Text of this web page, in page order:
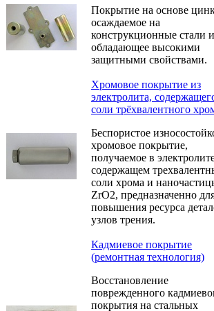
Крупногабаритные
стальные детали и узлы
металлоконструкций
Покрытие предназначено
износа, изготовленных из
литейных алюминиевых
сплавов с высоким
(АЛ25, АЛ26)
работающих во
всеклиматических
условиях в узлах трения
авиационной техники
Сложнопрофилированные
поверхности деталей из
прочности типа
30ХГСН2А (болты, гайки,
Сложнопрофилированные
стальные детали
Покрытие на основе
осаждаемое на
конструкционные стали и
обладающее высокими
защитными свойствами.
Хромовое покрытие из
электролита,
соли трёхвалентного
Беспористое
хромовое покрытие,
получаемое в
содержащем
соли хрома и
ZrO2, предназначенно
повышения ресурса
узлов трения.
Кадмиевое покрытие
(ремонтная технология)
Восстановление
поврежденного
покрытия на стальных